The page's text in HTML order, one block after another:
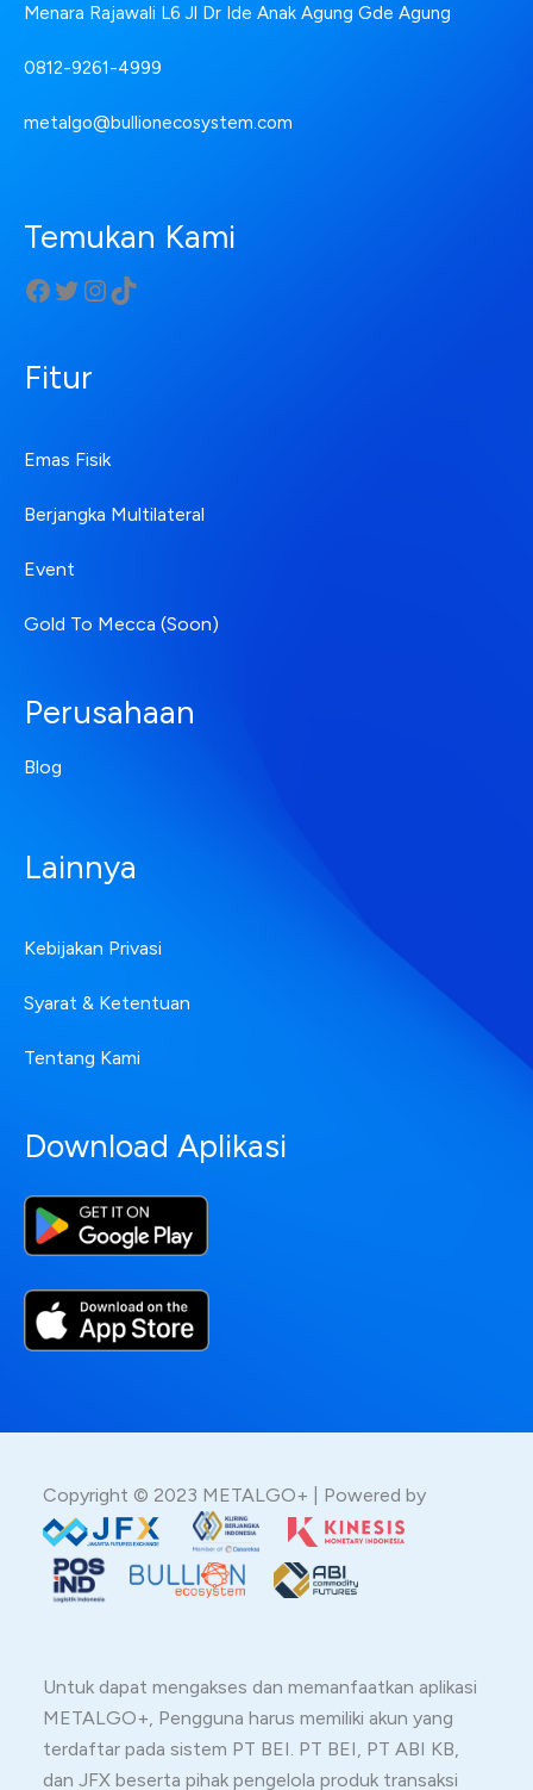
Menara Rajawali L6 Jl Dr Ide Anak Agung Gde Agung
0812-9261-4999
metalgo@bullionecosystem.com
Temukan Kami
Fitur
Emas Fisik
Berjangka Multilateral
Event
Gold To Mecca (Soon)
Perusahaan
Blog
Lainnya
Kebijakan Privasi
Syarat & Ketentuan
Tentang Kami
Download Aplikasi
Copyright © 2023 METALGO+ | Powered by
Untuk dapat mengakses dan memanfaatkan aplikasi
METALGO+, Pengguna harus memiliki akun yang
terdaftar pada sistem PT BEI. PT BEI, PT ABI KB,
dan JFX beserta pihak pengelola produk transaksi